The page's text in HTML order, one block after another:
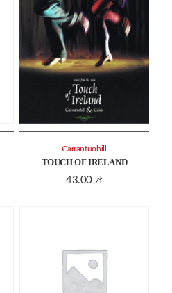
TOUCH OF IRELAND
43.00 zł
Carrantuohill